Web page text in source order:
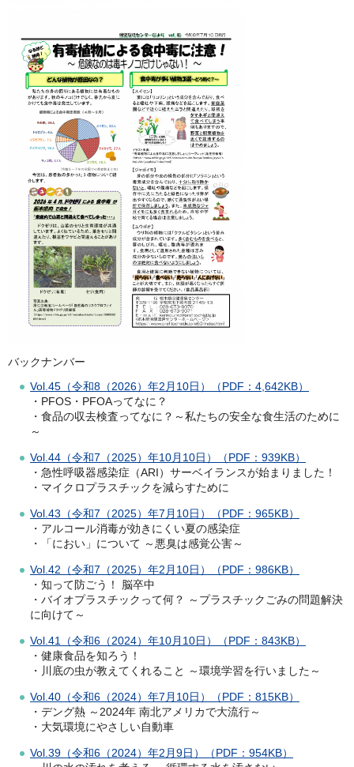
バックナンバー
Vol.45（令和8（2026）年2月10日）（PDF：4,642KB）
・PFOS・PFOAってなに？
・食品の収去検査ってなに？～私たちの安全な食生活のために
～
Vol.44（令和7（2025）年10月10日）（PDF：939KB）
・急性呼吸器感染症（ARI）サーベイランスが始まりました！
・マイクロプラスチックを減らすために
Vol.43（令和7（2025）年7月10日）（PDF：965KB）
・アルコール消毒が効きにくい夏の感染症
・「におい」について ～悪臭は感覚公害～
Vol.42（令和7（2025）年2月10日）（PDF：986KB）
・知って防ごう！ 脳卒中
・バイオプラスチックって何？ ～プラスチックごみの問題解決
に向けて～
Vol.41（令和6（2024）年10月10日）（PDF：843KB）
・健康食品を知ろう！
・川底の虫が教えてくれること ～環境学習を行いました～
Vol.40（令和6（2024）年7月10日）（PDF：815KB）
・デング熱 ～2024年 南北アメリカで大流行～
・大気環境にやさしい自動車
Vol.39（令和6（2024）年2月9日）（PDF：954KB）